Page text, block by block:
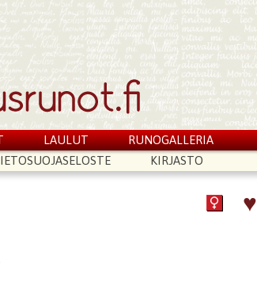
LAULUT
RUNOGALLERIA
KIRJASTO
♥